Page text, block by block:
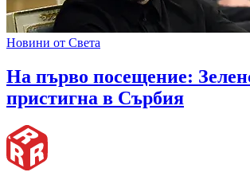
Новини от Света
На първо посещение:
пристигна в Сърбия